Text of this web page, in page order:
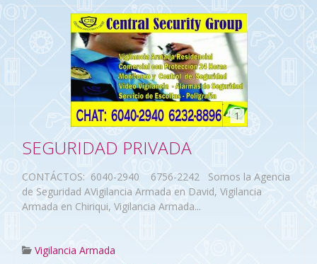
1
SEGURIDAD PRIVADA
CONTÁCTOS: 6040-2940 6756-2242 Somos la Agencia
de Seguridad AVigilancia Armada en David, Vigilancia
Armada en Chiriqui, Vigilancia Armada...
Vigilancia Armada